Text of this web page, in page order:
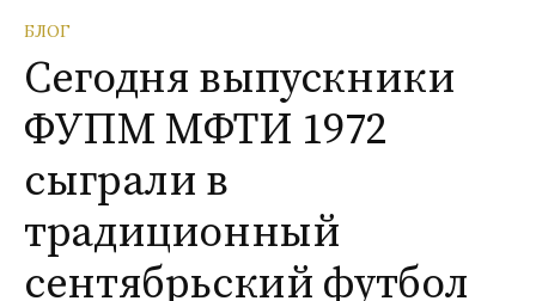
ж
и
м
о
у
БЛОГ
Сегодня выпускники
ФУПМ МФТИ 1972
сыграли в
традиционный
сентябрьский футбол